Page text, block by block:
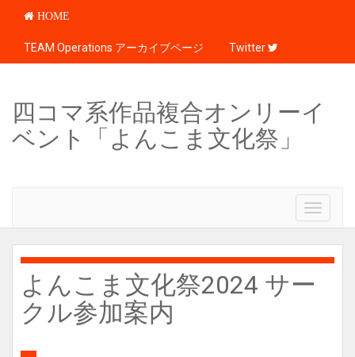
HOME
TEAM Operations アーカイブページ Twitter
四コマ系作品複合オンリーイ
ベント「よんこま文化祭」
T
o
g
e
よんこま文化祭2024 サー
クル参加案内